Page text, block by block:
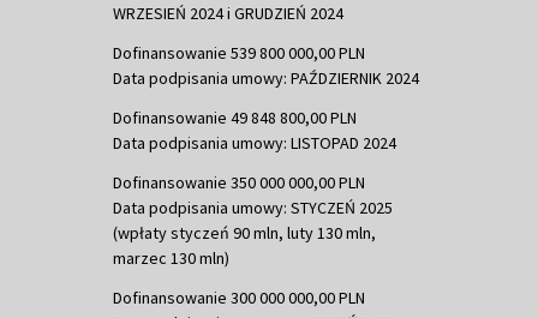
WRZESIEŃ 2024 i GRUDZIEŃ 2024
Dofinansowanie 539 800 000,00 PLN
Data podpisania umowy: PAŹDZIERNIK 2024
Dofinansowanie 49 848 800,00 PLN
Data podpisania umowy: LISTOPAD 2024
Dofinansowanie 350 000 000,00 PLN
Data podpisania umowy: STYCZEŃ 2025
(wpłaty styczeń 90 mln, luty 130 mln,
marzec 130 mln)
Dofinansowanie 300 000 000,00 PLN